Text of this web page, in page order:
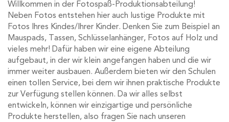
Willkommen in der Fotospaß-Produktionsabteilung!
Neben Fotos entstehen hier auch lustige Produkte mit
Fotos Ihres Kindes/Ihrer Kinder. Denken Sie zum Beispiel an
Mauspads, Tassen, Schlüsselanhänger, Fotos auf Holz und
vieles mehr! Dafür haben wir eine eigene Abteilung
aufgebaut, in der wir klein angefangen haben und die wir
immer weiter ausbauen. Außerdem bieten wir den Schulen
einen tollen Service, bei dem wir ihnen praktische Produkte
zur Verfügung stellen können. Da wir alles selbst
entwickeln, können wir einzigartige und persönliche
Produkte herstellen, also fragen Sie nach unseren